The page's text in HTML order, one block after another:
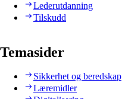
Lederutdanning
Tilskudd
Temasider
Sikkerhet og beredskap
Læremidler